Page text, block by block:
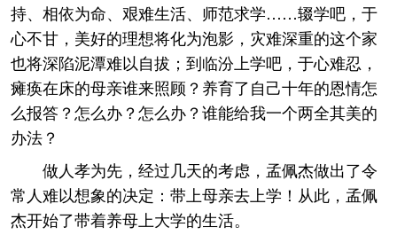
持、相依为命、艰难生活、师范求学……辍学吧，于
心不甘，美好的理想将化为泡影，灾难深重的这个家
也将深陷泥潭难以自拔；到临汾上学吧，于心难忍，
瘫痪在床的母亲谁来照顾？养育了自己十年的恩情怎
么报答？怎么办？怎么办？谁能给我一个两全其美的
办法？
做人孝为先，经过几天的考虑，孟佩杰做出了令
常人难以想象的决定：带上母亲去上学！从此，孟佩
杰开始了带着养母上大学的生活。